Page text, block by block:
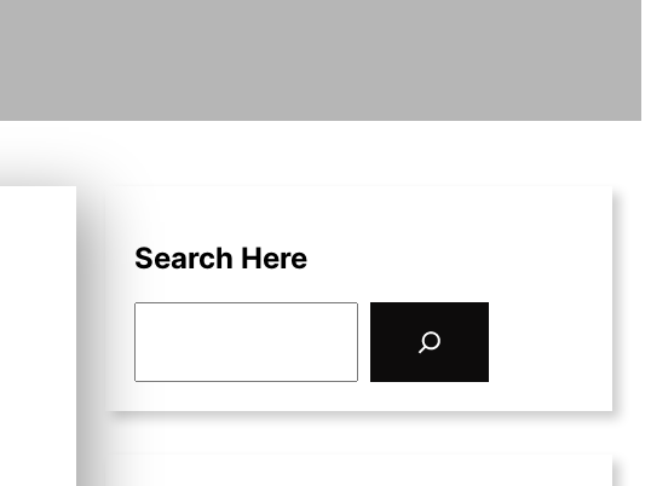
Search Here